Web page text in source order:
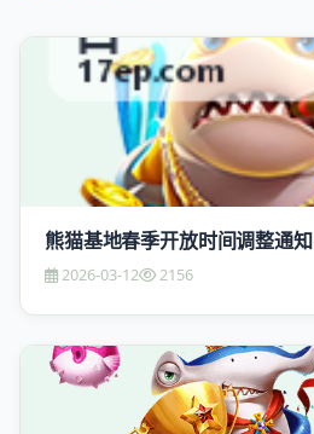
熊猫基地春季开放时间调整通知
2026-03-12 2156